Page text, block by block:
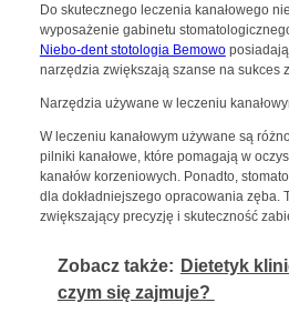
Do skutecznego leczenia kanałowego
wyposażenie gabinetu
Niebo-dent stotologia Bemowoposiadają
narzędzia zwiększają szanse na sukces
Narzędzia używane w leczeniu
W leczeniu kanałowym używane są
pilniki kanałowe, które pomagają w
kanałów korzeniowych. Ponadto,
dla dokładniejszego opracowania zęba.
zwiększający precyzję i skuteczność
Zobacz także: Dietetyk
czym się zajmuje?